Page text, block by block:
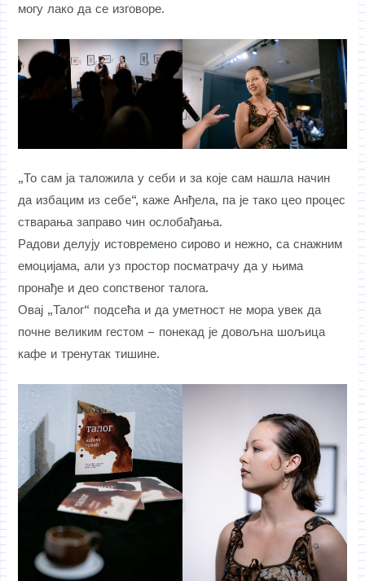
могу лако да се изговоре.
„То сам ја таложила у себи и за које сам нашла начин
да избацим из себе“, каже Анђела, па је тако цео процес
стварања заправо чин ослобађања.
Радови делују истовремено сирово и нежно, са снажним
емоцијама, али уз простор посматрачу да у њима
пронађе и део сопственог талога.
Овај „Талог“ подсећа и да уметност не мора увек да
почне великим гестом – понекад је довољна шољица
кафе и тренутак тишине.